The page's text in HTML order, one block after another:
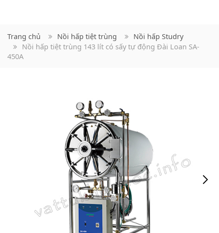
Trang chủ Nồi hấp tiệt trùng
Nồi hấp Studry
Nồi hấp tiệt trùng 143 lít có sấy tự động Đài Loan SA-
450A